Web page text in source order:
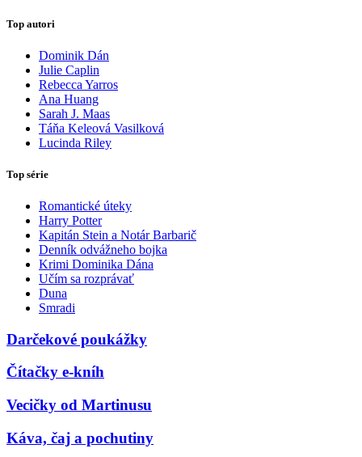
Top autori
Dominik Dán
Julie Caplin
Rebecca Yarros
Ana Huang
Sarah J. Maas
Táňa Keleová Vasilková
Lucinda Riley
Top série
Romantické úteky
Harry Potter
Kapitán Stein a Notár Barbarič
Denník odvážneho bojka
Krimi Dominika Dána
Učím sa rozprávať
Duna
Smradi
Darčekové poukážky
Čítačky e-kníh
Vecičky od Martinusu
Káva, čaj a pochutiny